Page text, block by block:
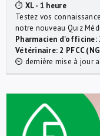
⏱ XL - 1 heure
Testez vos
notre nouveau Quiz
Pharmacien d'officine:
Vétérinaire: 2 PFCC
⏲ dernière mise à jour